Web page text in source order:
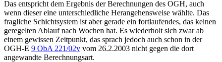
Das entspricht dem Ergebnis der Berechnungen des OGH, auch
wenn dieser eine unterschiedliche Herangehensweise wählte. Das
fragliche Schichtsystem ist aber gerade ein fortlaufendes, das keinen
geregelten Ablauf nach Wochen hat. Es wiederholt sich zwar ab
einem gewissen Zeitpunkt, das sprach jedoch auch schon in der
OGH-E 9 ObA 221/02v vom 26.2.2003 nicht gegen die dort
angewandte Berechnungsart.